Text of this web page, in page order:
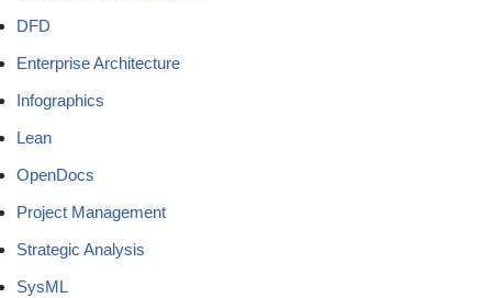
DFD
Enterprise Architecture
Infographics
Lean
OpenDocs
Project Management
Strategic Analysis
SysML